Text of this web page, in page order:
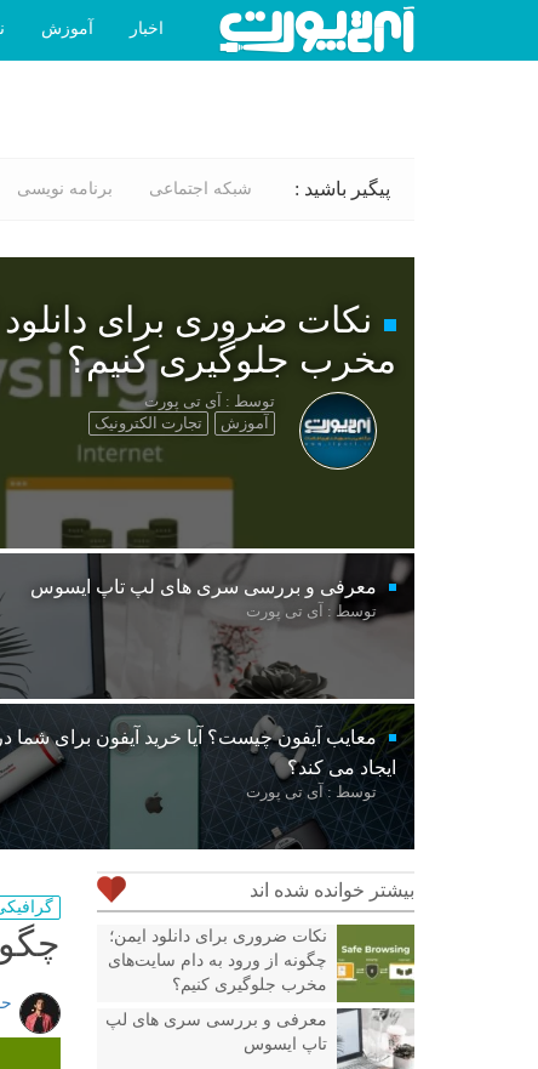
اخبار آموزش
پیگیر باشید : شبکه اجتماعی برنامه نویسی
نکات ضروری برای
مخرب جلوگیری کنیم؟
توسط : آی تی پورت
آموزش
تجارت الکترونیک
معرفی و بررسی سری های لپ تاپ ایسوس
توسط : آی تی پورت
معایب آیفون چیست؟ آیا خرید آیفون برای شما
ایجاد می کند؟
توسط : آی تی پورت
بیشتر خوانده شده اند
نکات ضروری برای دانلود ایمن؛
چگونه از ورود به دام سایت‌های
مخرب جلوگیری کنیم؟
معرفی و بررسی سری های لپ
تاپ ایسوس